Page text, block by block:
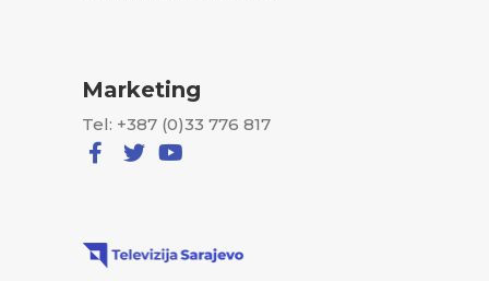
Marketing
Tel: +387 (0)33 776 817